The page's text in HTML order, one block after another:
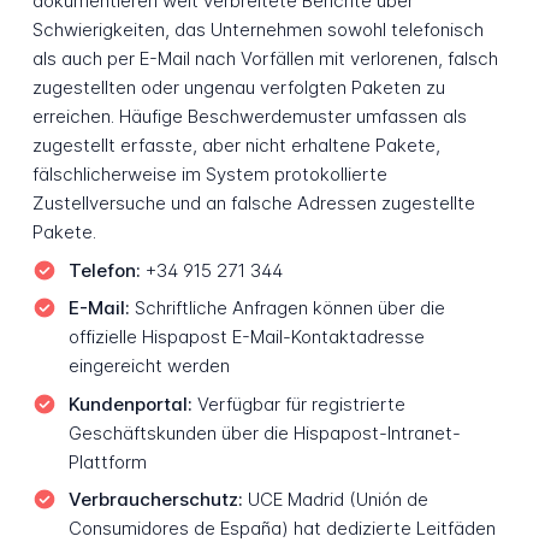
Schwierigkeiten, das Unternehmen sowohl telefonisch
als auch per E-Mail nach Vorfällen mit verlorenen, falsch
zugestellten oder ungenau verfolgten Paketen zu
erreichen. Häufige Beschwerdemuster umfassen als
zugestellt erfasste, aber nicht erhaltene Pakete,
fälschlicherweise im System protokollierte
Zustellversuche und an falsche Adressen zugestellte
Pakete.
Telefon: +34 915 271 344
E-Mail: Schriftliche Anfragen können über die
offizielle Hispapost E-Mail-Kontaktadresse
eingereicht werden
Kundenportal: Verfügbar für registrierte
Geschäftskunden über die Hispapost-Intranet-
Plattform
Verbraucherschutz: UCE Madrid (Unión de
Consumidores de España) hat dedizierte Leitfäden